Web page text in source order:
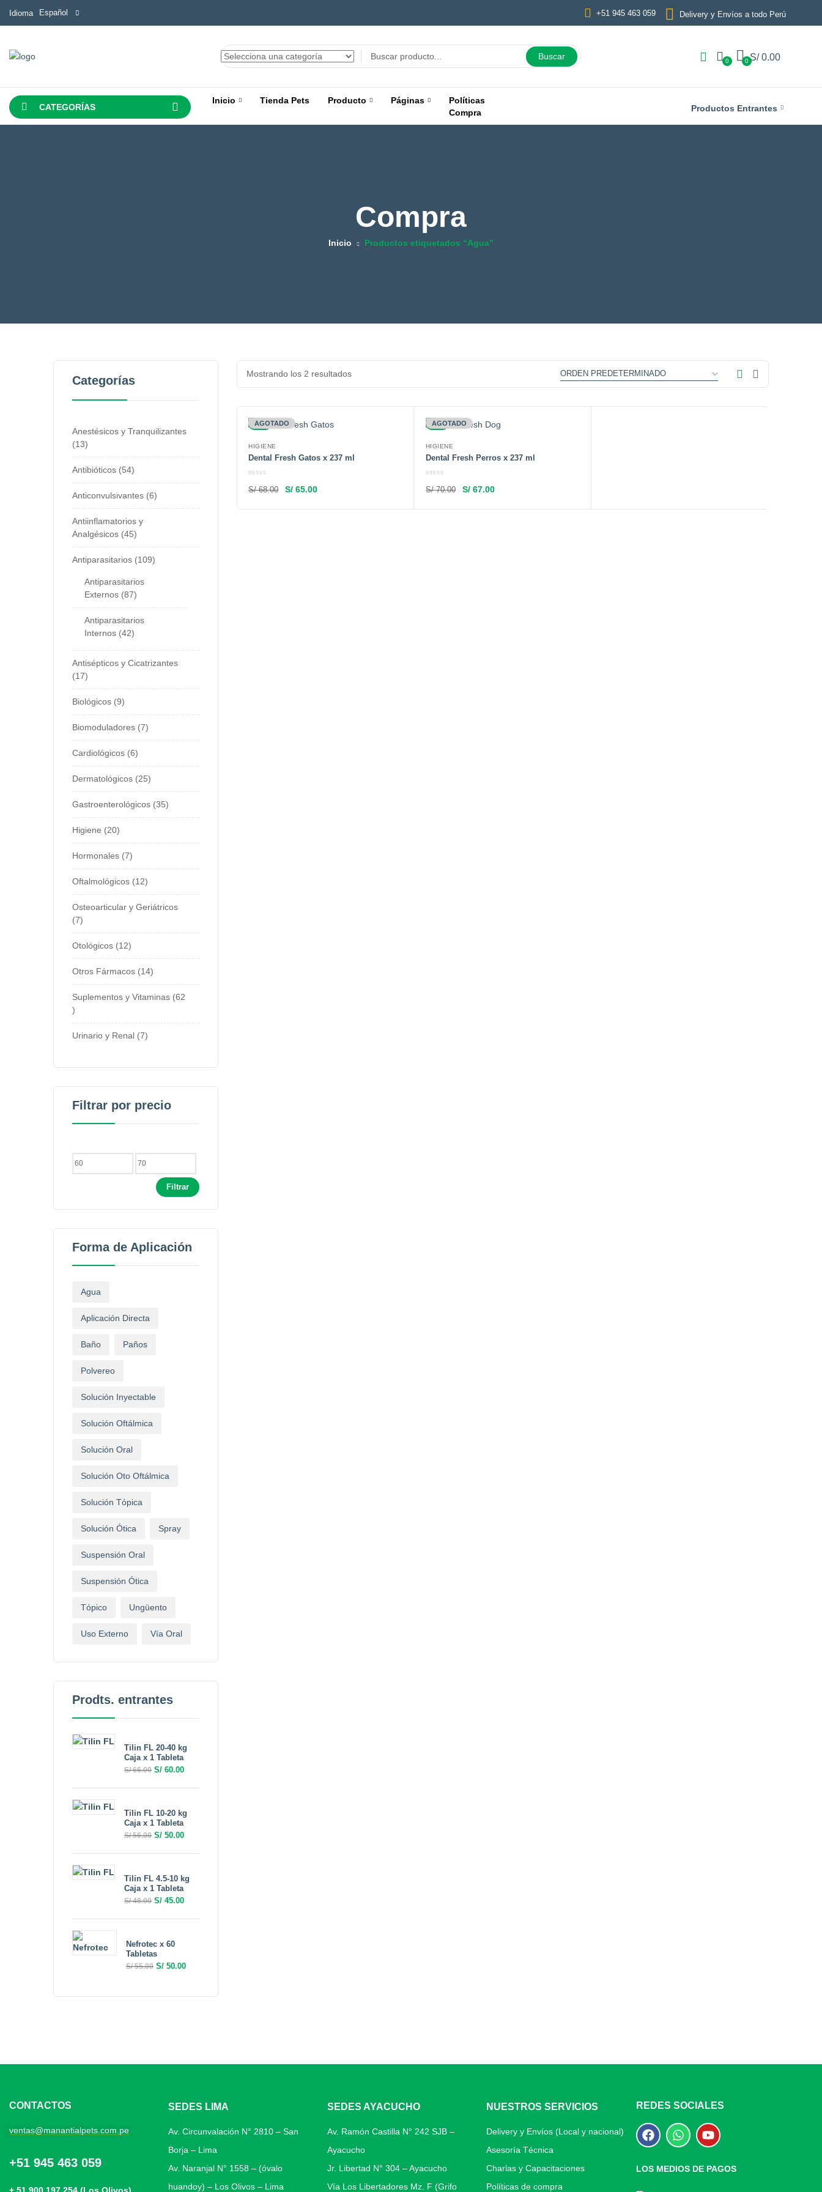
Idioma Español +51 945 463 059 Delivery y Envíos a todo Perú
Buscar 0 S/0.00
0
CATEGORÍAS
Inicio Tienda Pets Producto Páginas
Políticas
Compra
Productos Entrantes
Compra
Inicio Productos etiquetados “Agua”
Categorías
Anestésicos y Tranquilizantes
13
Antibióticos 54
Anticonvulsivantes 6
Antiinflamatorios y
Analgésicos 45
Antiparasitarios 109
Antiparasitarios
Externos 87
Antiparasitarios
Internos 42
Antisépticos y Cicatrizantes
17
Biológicos 9
Biomoduladores 7
Cardiológicos 6
Dermatológicos 25
Gastroenterológicos 35
Higiene 20
Hormonales 7
Oftalmológicos 12
Osteoarticular y Geriátricos
7
Otológicos 12
Otros Fármacos 14
Suplementos y Vitaminas 62
Urinario y Renal 7
Filtrar por precio
Filtrar
Forma de Aplicación
Agua
Aplicación Directa
Baño Paños
Polvereo
Solución Inyectable
Solución Oftálmica
Solución Oral
Solución Oto Oftálmica
Solución Tópica
Solución Ótica Spray
Suspensión Oral
Suspensión Ótica
Tópico Ungüento
Uso Externo Vía Oral
Prodts. entrantes
Tilin FL 20-40 kg
Caja x 1 Tableta
S/66.00 S/ 60.00
Tilin FL 10-20 kg
Caja x 1 Tableta
S/56.00 S/ 50.00
Tilin FL 4.5-10 kg
Caja x 1 Tableta
S/48.00 S/ 45.00
Nefrotec x 60
Tabletas
S/55.00 S/50.00
Mostrando los 2 resultados
-4%
AGOTADO
HIGIENE
Dental Fresh Gatos x 237 ml
S/68.00 S/ 65.00
Leer más
-4%
AGOTADO
HIGIENE
Dental Fresh Perros x 237 ml
S/70.00 S/67.00
Leer más
CONTACTOS
ventas@manantialpets.com.pe
+51 945 463 059
SEDES LIMA
Av. Circunvalación N° 2810 – San
Borja – Lima
Av. Naranjal N° 1558 – (óvalo
huandoy) – Los Olivos – Lima
SEDES AYACUCHO
Av. Ramón Castilla N° 242 SJB –
Ayacucho
Jr. Libertad N° 304 – Ayacucho
Vía Los Libertadores Mz. F (Grifo
NUESTROS SERVICIOS
Delivery y Envíos (Local y nacional)
Asesoría Técnica
Charlas y Capacitaciones
Políticas de compra
REDES SOCIALES
LOS MEDIOS DE PAGOS